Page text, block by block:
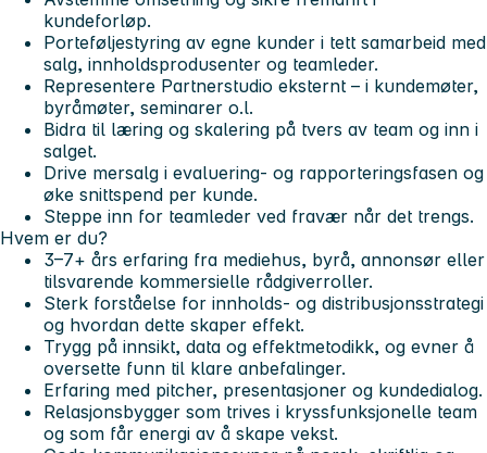
kundeforløp.
Porteføljestyring av egne kunder i tett samarbeid med
salg, innholdsprodusenter og teamleder.
Representere Partnerstudio eksternt – i kundemøter,
byråmøter, seminarer o.l.
Bidra til læring og skalering på tvers av team og inn i
salget.
Drive mersalg i evaluering- og rapporteringsfasen og
øke snittspend per kunde.
Steppe inn for teamleder ved fravær når det trengs.
Hvem er du?
3–7+ års erfaring fra mediehus, byrå, annonsør eller
tilsvarende kommersielle rådgiverroller.
Sterk forståelse for innholds- og distribusjonsstrategi
og hvordan dette skaper effekt.
Trygg på innsikt, data og effektmetodikk, og evner å
oversette funn til klare anbefalinger.
Erfaring med pitcher, presentasjoner og kundedialog.
Relasjonsbygger som trives i kryssfunksjonelle team
og som får energi av å skape vekst.